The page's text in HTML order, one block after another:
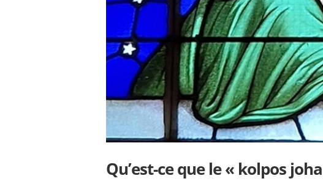
Qu’est-ce que le « kolpos